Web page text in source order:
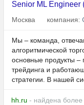
Senior ML Engineer
Москва компания:
Мы – команда,
алгоритмической
основные продукты –
трейдинга и
стратегии. В нашей
hh.ru - найдена